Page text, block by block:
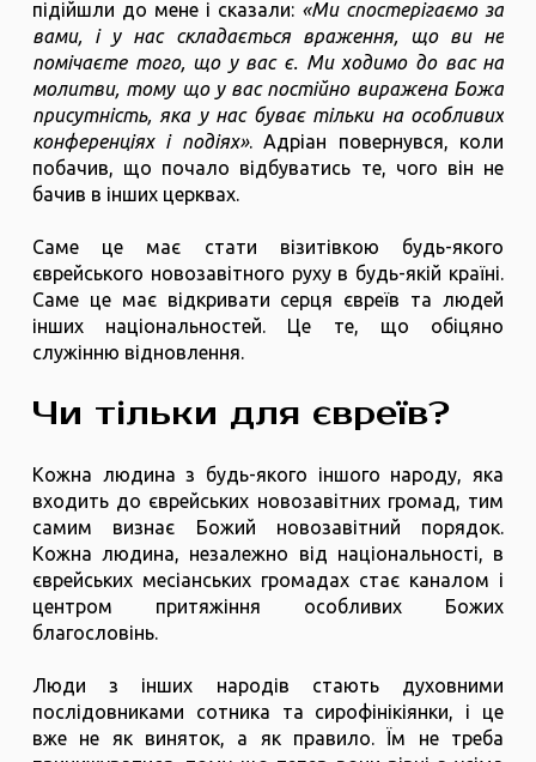
підійшли до мене і сказали: «Ми спостерігаємо за
вами, і у нас складається враження, що ви не
помічаєте того, що у вас є. Ми ходимо до вас на
молитви, тому що у вас постійно виражена Божа
присутність, яка у нас буває тільки на особливих
конференціях і подіях». Адріан повернувся, коли
побачив, що почало відбуватись те, чого він не
бачив в інших церквах.
Саме це має стати візитівкою будь-якого
єврейського новозавітного руху в будь-якій країні.
Саме це має відкривати серця євреїв та людей
інших національностей. Це те, що обіцяно
служінню відновлення.
Чи тільки для євреїв?
Кожна людина з будь-якого іншого народу, яка
входить до єврейських новозавітних громад, тим
самим визнає Божий новозавітний порядок.
Кожна людина, незалежно від національності, в
єврейських месіанських громадах стає каналом і
центром притяжіння особливих Божих
благословінь.
Люди з інших народів стають духовними
послідовниками сотника та сирофінікіянки, і це
вже не як виняток, а як правило. Їм не треба